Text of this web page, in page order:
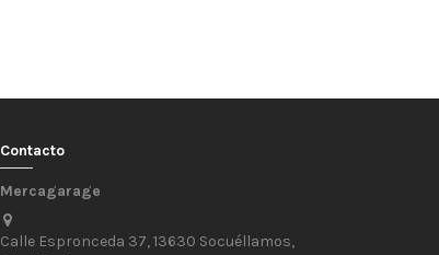
Contacto
Mercagarage
Calle Espronceda 37, 13630 Socuéllamos,